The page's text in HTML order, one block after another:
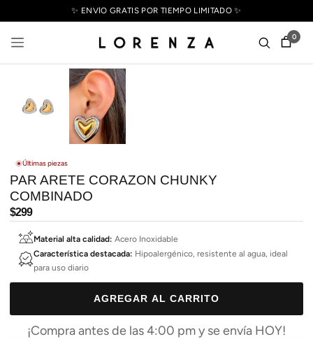
✨ ENVÍO GRATIS POR TIEMPO LIMITADO ✨
0
Últimas piezas
PAR ARETE CORAZON CHUNKY
COMBINADO
Precio
habitual
$299
Material alta calidad: Acero Inoxidable
Característica destacada: Hipoalergénico, resistente al agua, ideal
para uso diario
AGREGAR AL CARRITO
¡Compra antes de las 4:00 pm y se envía HOY!